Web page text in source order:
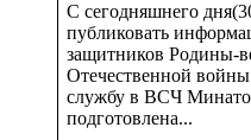
С сегодняшнего
публиковать
защитников Родины-
Отечественной
службу в ВСЧ
подготовлена...